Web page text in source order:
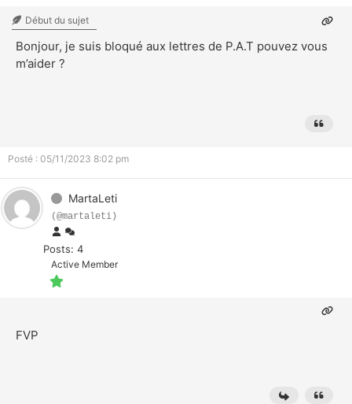
Début du sujet
Bonjour, je suis bloqué aux lettres de P.A.T pouvez vous
m’aider ?
Posté : 05/11/2023 8:02 pm
MartaLeti
(@martaleti)
Posts: 4
Active Member
FVP